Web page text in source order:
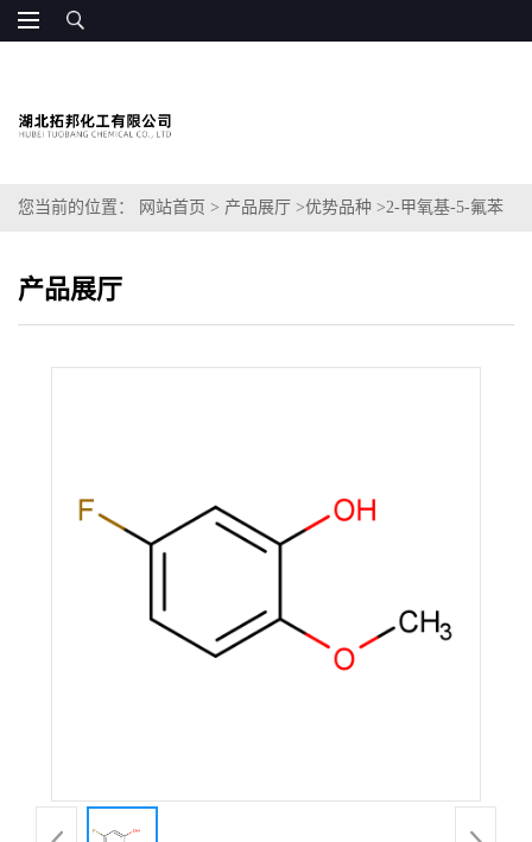
您当前的位置： 网站首页 > 产品展厅 >优势品种 >2-甲氧基-5-氟苯
产品展厅